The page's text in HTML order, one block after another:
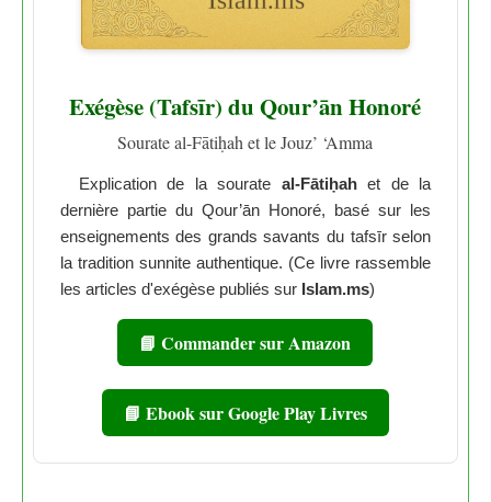
Exégèse (Tafsīr) du Qour’ān Honoré
Sourate al-Fātiḥah et le Jouz’ ‘Amma
Explication de la sourate al-Fātiḥahet de la
dernière partie du Qour’ān Honoré, basé sur les
enseignements des grands savants du tafsīr selon
la tradition sunnite authentique. (Ce livre rassemble
les articles d'exégèse publiés sur Islam.ms)
📘 Commander sur Amazon
📘 Ebook sur Google Play Livres